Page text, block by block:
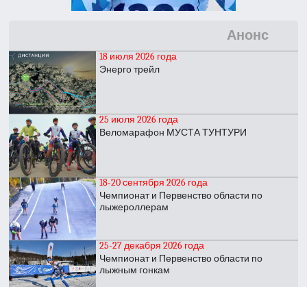
Анонс
18 июля 2026 года
Энерго трейл
25 июля 2026 года
Веломарафон МУСТА ТУНТУРИ
18-20 сентября 2026 года
Чемпионат и Первенство области по
лыжероллерам
25-27 декабря 2026 года
Чемпионат и Первенство области по
лыжным гонкам